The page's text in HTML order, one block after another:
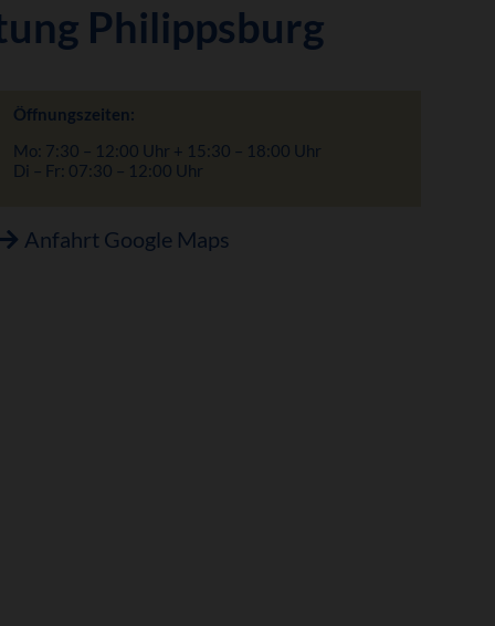
Philippsburg
Öffnungszeiten:
Mo: 7:30 – 12:00 Uhr + 15:30 – 18:00 Uhr
Di – Fr: 07:30 – 12:00 Uhr
Anfahrt Google Maps